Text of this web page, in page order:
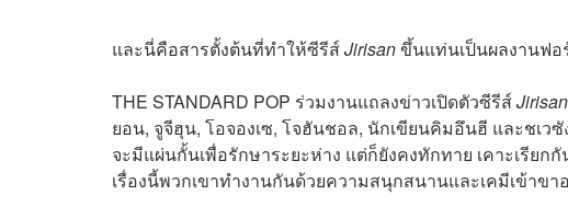
และนี่คือสารตั้งต้นที่ทำให้ซีรีส์Jirisanขึ้นแท่นเป็นผลงานฟอ
THE STANDARD POP ร่วมงานแถลงข่าวเปิดตัวซีรีส์Jirisan
ยอน, จูจีฮุน, โอจองเซ, โจฮันชอล, นักเขียนคิมอึนฮี และชเว
จะมีแผ่นกั้นเพื่อรักษาระยะห่าง แต่ก็ยังคงทักทาย เคาะเรียก
เรื่องนี้พวกเขาทำงานกันด้วยความสนุกสนานและเคมีเข้าขา